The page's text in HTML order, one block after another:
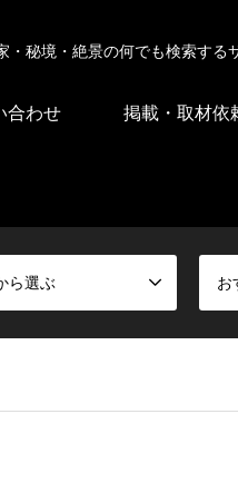
・秘境・絶景の何でも検索する
合わせ 掲載・取材依
ら選ぶ お